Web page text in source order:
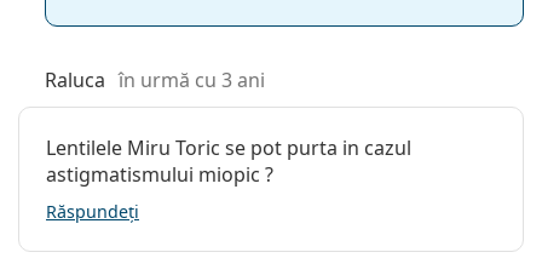
Raluca în urmă cu 3 ani
Lentilele Miru Toric se pot purta in cazul
astigmatismului miopic ?
Răspundeți